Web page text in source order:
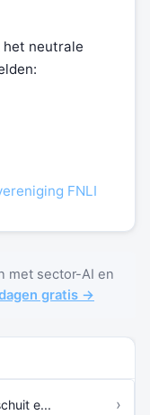
het neutrale
FNLI
met sector-AI en
gratis →
e... ›